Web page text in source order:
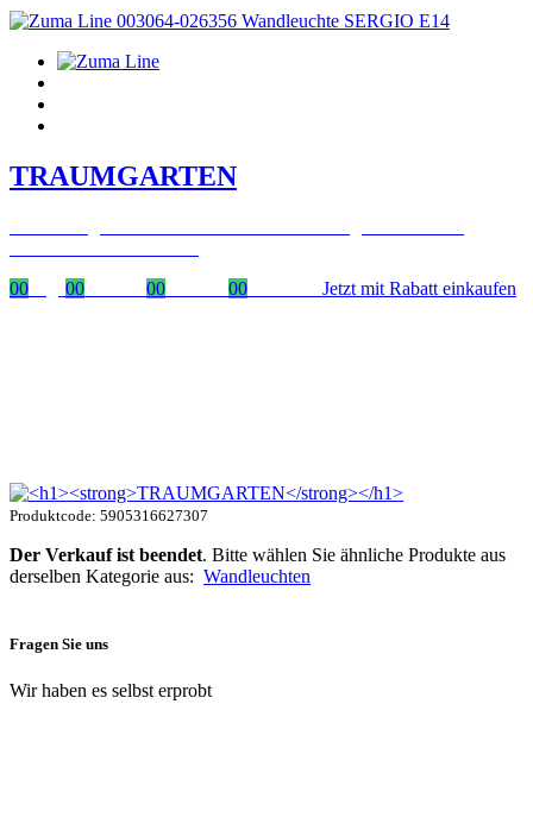
TRAUMGARTEN
00
00 00 00 Jetzt mit Rabatt einkaufen
Produktcode: 5905316627307
Der Verkauf ist beendet. Bitte wählen Sie ähnliche Produkte aus
derselben Kategorie aus: Wandleuchten
Fragen Sie uns
Wir haben es selbst erprobt